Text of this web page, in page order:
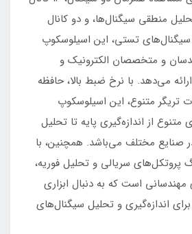
منطقی سیگنال‌ها، و دو کانال
سیگنال‌های تستی، این اسیلوسکوپ
و متخصصان الکترونیک و
می‌دهد. با نرخ ضبط بالا، حافظه
تریگر متنوع، این اسیلوسکوپ
متنوع از اندازه‌گیری پایه تا تحلیل
صنایع مختلف می‌باشد. همچنین، با
پروتکل‌های سریالی و تحلیل فوریه،
مهندسانی است که به دنبال ابزاری
اندازه‌گیری و تحلیل سیگنال‌های